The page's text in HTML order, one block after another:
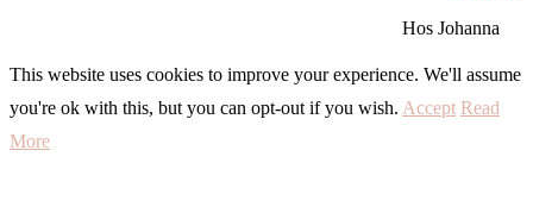
Hos Johanna
This website uses cookies to improve your experience. We'll assume
you're ok with this, but you can opt-out if you wish. Accept Read
More